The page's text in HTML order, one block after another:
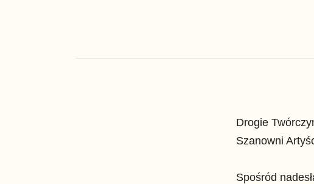
Drogie
Szanowni
Spośród